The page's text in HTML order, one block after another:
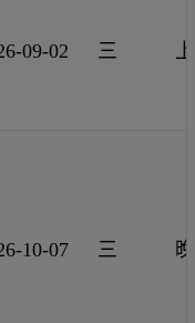
09-02 三
10-07 三